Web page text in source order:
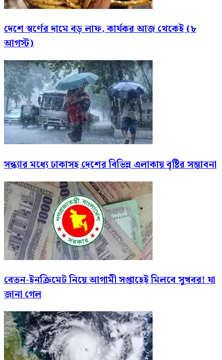
দেশে স্বর্ণের দামে বড় লাফ, কার্যকর আজ থেকেই (৮
আগস্ট)
সন্ধ্যার মধ্যে ঢাকাসহ দেশের বিভিন্ন এলাকায় বৃষ্টির সম্ভাবনা
বেতন-ইনক্রিমেট নিয়ে আগামী সপ্তাহেই মিলবে সুখবর! যা
জানা গেল